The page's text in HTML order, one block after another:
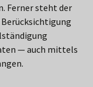
Ferner steht der
— auch mittels